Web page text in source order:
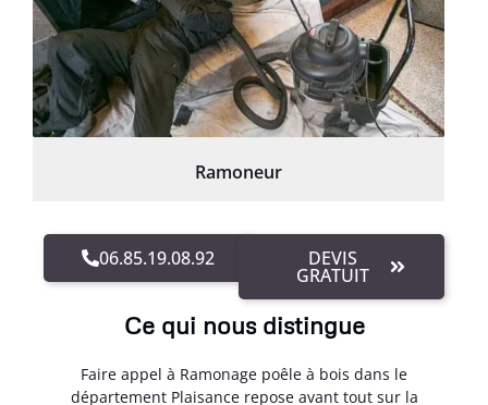
Ramoneur
06.85.19.08.92 DEVIS
GRATUIT
Ce qui nous distingue
Faire appel à Ramonage poêle à bois dans le
département Plaisance repose avant tout sur la